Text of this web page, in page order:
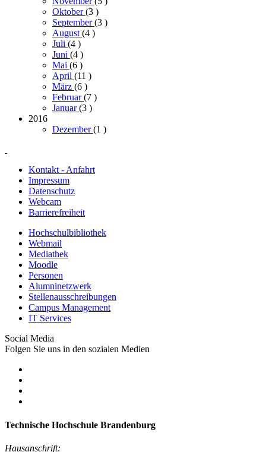
Oktober(3 )
September(3 )
August(4 )
Juli (4 )
Juni (4 )
Mai (6 )
April (11 )
März (6 )
Februar(7 )
Januar(3 )
2016
Dezember(1 )
Kontakt - Anfahrt
Impressum
Datenschutz
Webcam
Barrierefreiheit
Hochschulbibliothek
Webmail
Mediathek
Moodle
Personen
Alumninetzwerk
Stellenausschreibungen
Campus Management
IT Services
Social Media
Folgen Sie uns in den sozialen Medien
Technische Hochschule Brandenburg
Hausanschrift: